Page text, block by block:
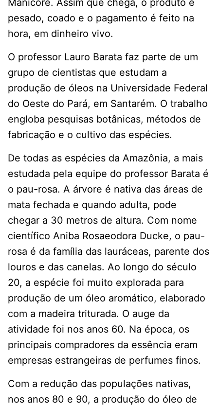
Manicoré. Assim que chega, o produto é
pesado, coado e o pagamento é feito na
hora, em dinheiro vivo.
O professor Lauro Barata faz parte de um
grupo de cientistas que estudam a
produção de óleos na Universidade Federal
do Oeste do Pará, em Santarém. O trabalho
engloba pesquisas botânicas, métodos de
fabricação e o cultivo das espécies.
De todas as espécies da Amazônia, a mais
estudada pela equipe do professor Barata é
o pau-rosa. A árvore é nativa das áreas de
mata fechada e quando adulta, pode
chegar a 30 metros de altura. Com nome
científico Aniba Rosaeodora Ducke, o pau-
rosa é da família das lauráceas, parente dos
louros e das canelas. Ao longo do século
20, a espécie foi muito explorada para
produção de um óleo aromático, elaborado
com a madeira triturada. O auge da
atividade foi nos anos 60. Na época, os
principais compradores da essência eram
empresas estrangeiras de perfumes finos.
Com a redução das populações nativas,
nos anos 80 e 90, a produção do óleo de